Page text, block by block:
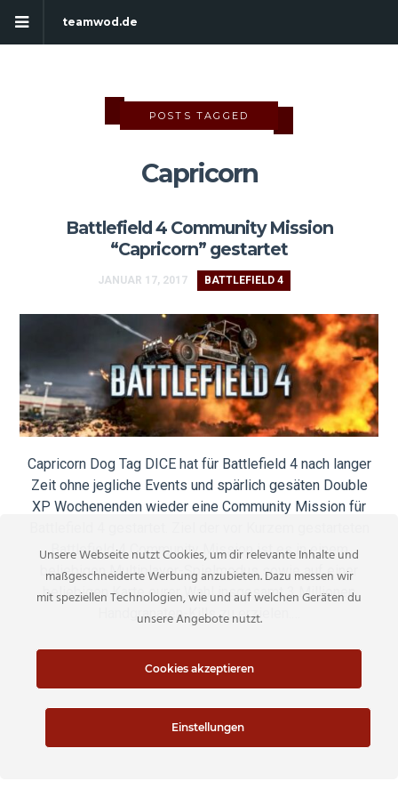
teamwod.de
POSTS TAGGED
Capricorn
Battlefield 4 Community Mission
“Capricorn” gestartet
JANUAR 17, 2017 BATTLEFIELD 4
Capricorn Dog Tag DICE hat für Battlefield 4 nach langer
Zeit ohne jegliche Events und spärlich gesäten Double
XP Wochenenden wieder eine Community Mission für
Battlefield 4 Community Mission ist es in einem
beliebigen Multiplayer-Spielmodus sowie auf einer
beliebigen Karte eurer Wahl insgesamt 3 Millionen
Handgranaten-Kills zu erzielen.…
READ MORE
Unsere Webseite nutzt Cookies, um dir relevante Inhalte und
maßgeschneiderte Werbung anzubieten. Dazu messen wir
mit speziellen Technologien, wie und auf welchen Geräten du
unsere Angebote nutzt.
Cookies akzeptieren
Einstellungen